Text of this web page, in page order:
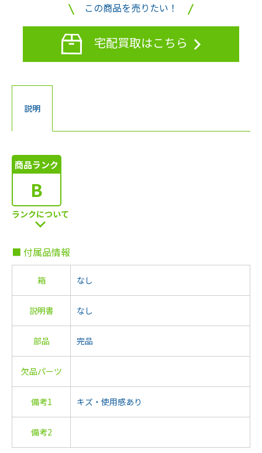
この商品を売りたい！
宅配買取はこちら
説明
商品ランク
B
ランクについて
■ 付属品情報
箱 なし
説明書 なし
部品 完品
欠品パーツ
備考1 キズ・使用感あり
備考2